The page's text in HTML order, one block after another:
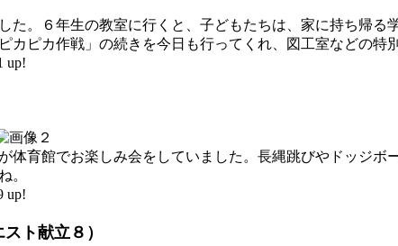
た。６年生の教室に行くと、子どもたちは、家に持ち帰る
カピカ作戦」の続きを今日も行ってくれ、図工室などの特
up!
育館でお楽しみ会をしていました。長縄跳びやドッジボ
。
up!
ト献立８）